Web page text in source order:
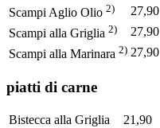
Scampi Aglio Olio 2)
27,90
Scampi alla Griglia 2)
27,90
Scampi alla Marinara 2) 27,90
piatti di carne
Bistecca alla Griglia
21,90